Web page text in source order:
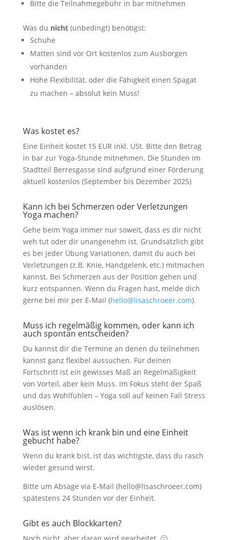
Bitte die Teilnahmegebühr in bar mitnehmen
Was du nicht(unbedingt) benötigst:
Schuhe
Matten sind vor Ort kostenlos zum Ausborgen
vorhanden
Hohe Flexibilität, oder die Fähigkeit einen Spagat
zu machen – absolut kein Muss!
Was kostet es?
Eine Einheit kostet 15 EUR inkl. USt. Bitte den Betrag
in bar zur Yoga-Stunde mitnehmen. Die Stunden im
Stadtteil Berresgasse sind aufgrund einer Förderung
aktuell kostenlos (September bis Dezember 2025)
Kann ich bei Schmerzen oder Verletzungen
Yoga machen?
Gehe beim Yoga immer nur soweit, dass es dir nicht
weh tut oder dir unangenehm ist. Grundsätzlich gibt
es bei jeder Übung Variationen, damit du auch bei
Verletzungen (z.B. Knie, Handgelenk, etc.) mitmachen
kannst. Bei Schmerzen aus der Position gehen und
kurz entspannen. Wenn du Fragen hast, melde dich
gerne bei mir per E-Mail (hello@lisaschroeer.com).
Muss ich regelmäßig kommen, oder kann ich
auch spontan entscheiden?
Du kannst dir die Termine an denen du teilnehmen
kannst ganz flexibel aussuchen. Für deinen
Fortschritt ist ein gewisses Maß an Regelmäßigkeit
von Vorteil, aber kein Muss. Im Fokus steht der Spaß
und das Wohlfühlen – Yoga soll auf keinen Fall Stress
auslösen.
Was ist wenn ich krank bin und eine Einheit
gebucht habe?
Wenn du krank bist, ist das wichtigste, dass du rasch
wieder gesund wirst.
Bitte um Absage via E-Mail (hello@lisaschroeer.com)
spätestens 24 Stunden vor der Einheit.
Gibt es auch Blockkarten?